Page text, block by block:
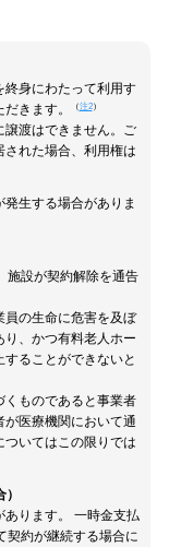
終身にわたって利用す
きます。
（注2）
譲渡はできません。ご
された場合、利用権は
発生する場合がありま
施設が契約解除を通告
員の生命に危害を及ぼ
り、かつ有料老人ホー
ることができないと
ものであると事業者
医療機関において通
いてはこの限りでは
ります。 一時金支払
契約が継続する場合に